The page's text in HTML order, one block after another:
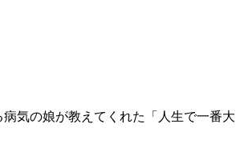
気の娘が教えてくれた「人生で一番大